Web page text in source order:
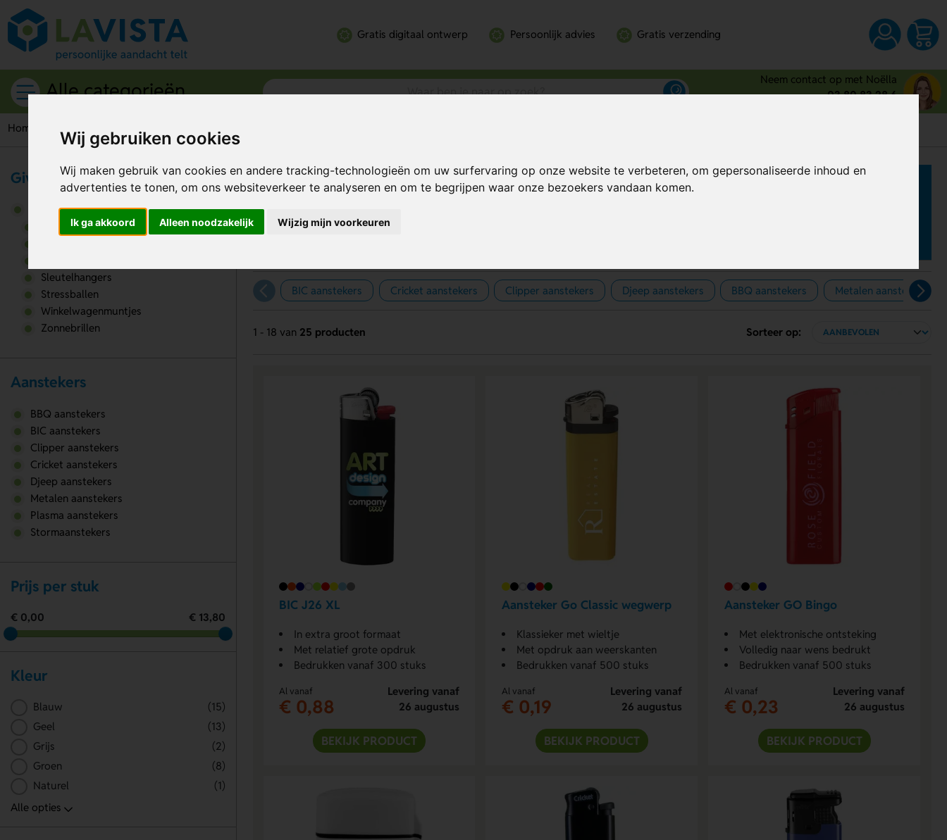
Wij gebruiken cookies
Wij maken gebruik van cookies en andere tracking-technologieën om uw surfervaring op onze website te verbeteren, om gepersonaliseerde inhoud en
advertenties te tonen, om ons websiteverkeer te analyseren en om te begrijpen waar onze bezoekers vandaan komen.
Ik ga akkoord Alleen noodzakelijk Wijzig mijn voorkeuren
Gratis digitaal ontwerp Persoonlijk advies Gratis verzending
Alle categorieën
Neem contact op met Noëlla
03 80 83 28 6
Home Giveaways Aanstekers
Aanstekers bedrukken
BIC aanstekers Cricket aanstekers Clipper aanstekers Djeep aanstekers BBQ aanstekers Metalen aanstekers
1 - 18 van 25 producten Sorteer op:
BIC J26 XL
In extra groot formaat
Met relatief grote opdruk
Bedrukken vanaf 300 stuks
Al vanaf
€ 0,88
Levering vanaf
26 augustus
BEKIJK PRODUCT
Aansteker Go Classic wegwerp
Klassieker met wieltje
Met opdruk aan weerskanten
Bedrukken vanaf 500 stuks
Al vanaf
€ 0,19
Levering vanaf
26 augustus
BEKIJK PRODUCT
Aansteker GO Bingo
Met elektronische ontsteking
Volledig naar wens bedrukt
Bedrukken vanaf 500 stuks
Al vanaf
€ 0,23
Levering vanaf
26 augustus
BEKIJK PRODUCT
Giveaways
Giveaways
Aanstekers
Sleutelhangers
Stressballen
Winkelwagenmuntjes
Zonnebrillen
Aanstekers
BBQ aanstekers
BIC aanstekers
Clipper aanstekers
Cricket aanstekers
Djeep aanstekers
Metalen aanstekers
Plasma aanstekers
Stormaanstekers
Prijs per stuk
€ 0,00 € 13,80
Kleur
Blauw
(15)
Geel
(13)
Grijs
(2)
Groen
(8)
Naturel
(1)